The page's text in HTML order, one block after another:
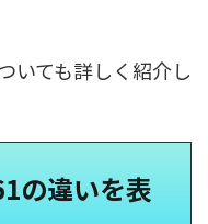
いても詳しく紹介し
の違いを表